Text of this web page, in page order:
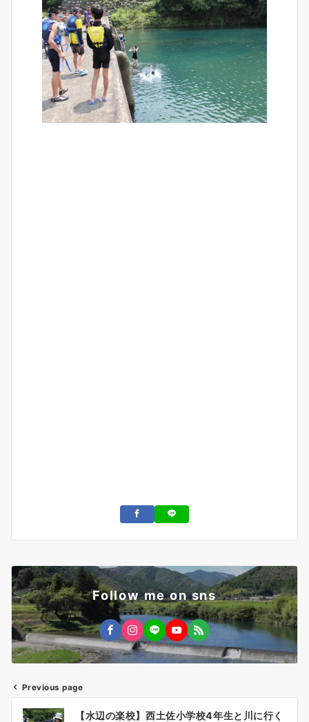
Follow me on sns
投
Previous page
【水辺の楽校】西土佐小学校4年生と川に行く